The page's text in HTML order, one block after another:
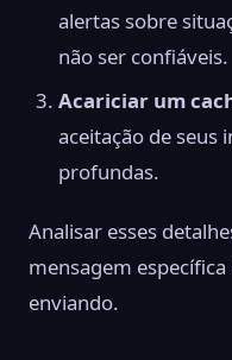
alertas sobre
não ser confiáveis.
Acariciar um
aceitação de seus
profundas.
Analisar esses
mensagem
enviando.